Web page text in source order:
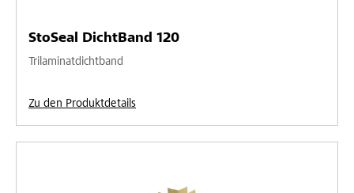
StoSeal DichtBand 120
Trilaminatdichtband
Zu den Produktdetails